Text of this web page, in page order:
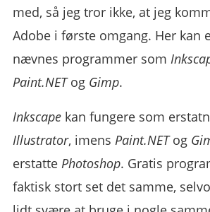
med, så jeg tror ikke, at jeg
Adobe i første omgang. Her kan
nævnes programmer som
Paint.NETog Gimp.
Inkscape kan fungere som
Illustrator, imensPaint.NETog
erstattePhotoshop. Gratis
faktisk stort set det samme,